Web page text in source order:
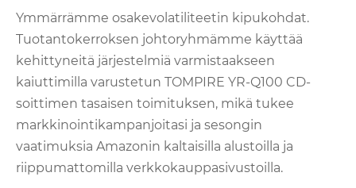
Ymmärrämme osakevolatiliteetin kipukohdat.
Tuotantokerroksen johtoryhmämme käyttää
kehittyneitä järjestelmiä varmistaakseen
kaiuttimilla varustetun TOMPIRE YR-Q100 CD-
soittimen tasaisen toimituksen, mikä tukee
markkinointikampanjoitasi ja sesongin
vaatimuksia Amazonin kaltaisilla alustoilla ja
riippumattomilla verkkokauppasivustoilla.